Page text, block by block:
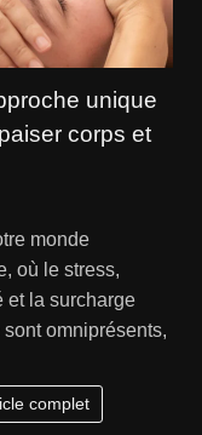
unique
corps et
monde
où le stress,
et la surcharge
sont omniprésents,
complet